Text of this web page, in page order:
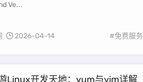
Ve...
2026-04-14 #免费服
Linux开发天地：yum与vim详解